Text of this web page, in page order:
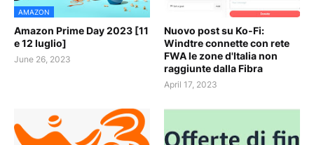
AMAZON
Amazon Prime Day 2023 [11
e 12 luglio]
June 26, 2023
Nuovo post su Ko-Fi:
Windtre connette con rete
FWA le zone d'Italia non
raggiunte dalla Fibra
April 17, 2023